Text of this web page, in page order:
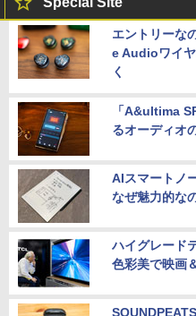
エントリーな
e Audioワイ
く
「A&ultima
るオーディオ
AIスマートノ
なぜ魅力的な
ハイグレード
色彩美で映画